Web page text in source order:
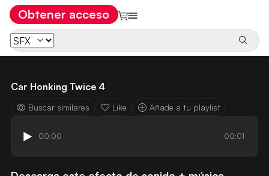
Obtener acceso
Car Honking Twice 4
Buscar similares Like Añade a tu playlist
00:00 00:01